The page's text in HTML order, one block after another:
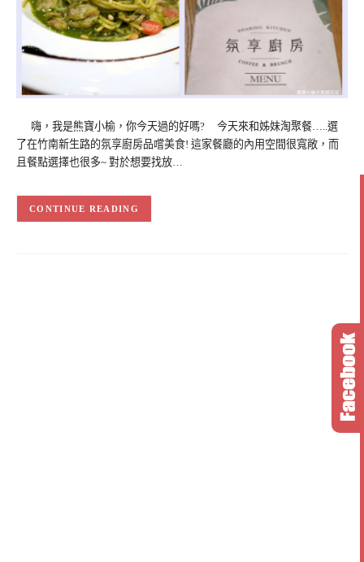
嗨，我是熊寶小榆，你今天過的好嗎? 今天來和姊妹淘聚餐…..選
了在竹南新生路的氛享廚房品嚐美食! 這家餐廳的內用空間很寬敞，而
且餐點選擇也很多~ 對於想要找放…
CONTINUE READING